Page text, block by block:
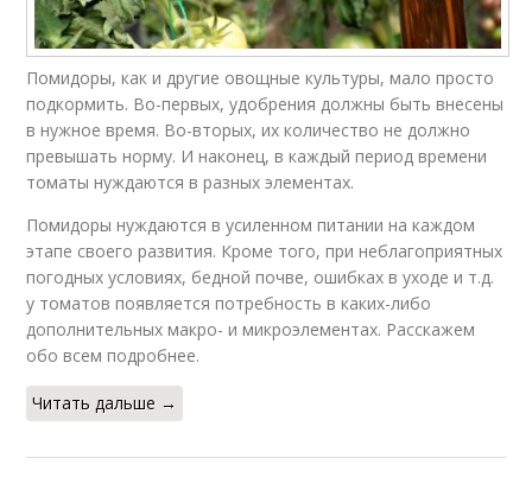
Помидоры, как и другие овощные культуры, мало просто
подкормить. Во-первых, удобрения должны быть внесены
в нужное время. Во-вторых, их количество не должно
превышать норму. И наконец, в каждый период времени
томаты нуждаются в разных элементах.
Помидоры нуждаются в усиленном питании на каждом
этапе своего развития. Кроме того, при неблагоприятных
погодных условиях, бедной почве, ошибках в уходе и т.д.
у томатов появляется потребность в каких-либо
дополнительных макро- и микроэлементах. Расскажем
обо всем подробнее.
Читать дальше →